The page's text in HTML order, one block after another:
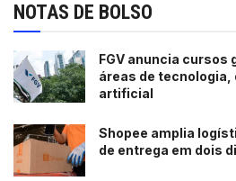
NOTAS DE BOLSO
FGV anuncia cursos
áreas de
artificial
Shopee amplia
de entrega em dois